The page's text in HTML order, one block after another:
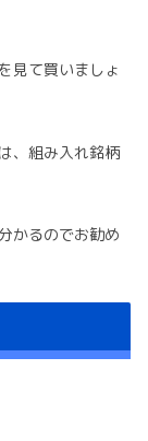
見て買いましょ
、組み入れ銘柄
かるのでお勧め